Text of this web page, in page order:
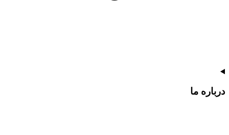
درباره ما